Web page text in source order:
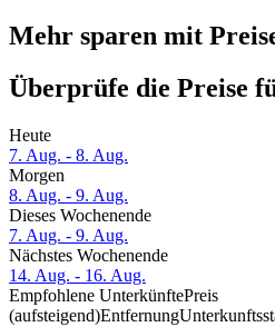
Mehr sparen mit
Überprüfe die Preise
Heute
7. Aug. - 8. Aug.
Morgen
8. Aug. - 9. Aug.
Dieses Wochenende
7. Aug. - 9. Aug.
Nächstes Wochenende
14. Aug. - 16. Aug.
Empfohlene UnterkünftePreis
(aufsteigend)Entfernung